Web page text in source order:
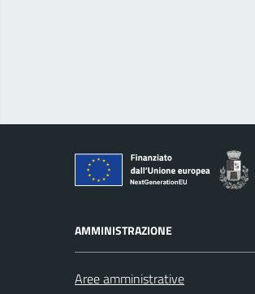
AMMINISTRAZIONE
Aree amministrative